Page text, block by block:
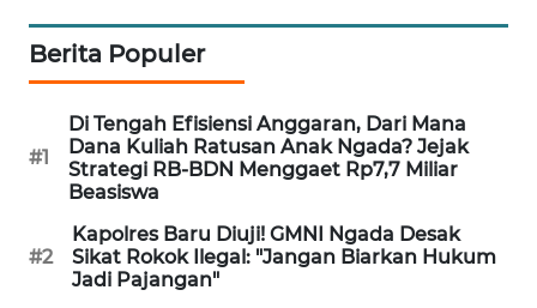
Berita Populer
#1
Di Tengah Efisiensi Anggaran, Dari Mana
Dana Kuliah Ratusan Anak Ngada? Jejak
Strategi RB-BDN Menggaet Rp7,7 Miliar
Beasiswa
#2
Kapolres Baru Diuji! GMNI Ngada Desak
Sikat Rokok Ilegal: "Jangan Biarkan Hukum
Jadi Pajangan"
NEWS
MEDAN
NEWS
METRO
JAKARTA
NEWS